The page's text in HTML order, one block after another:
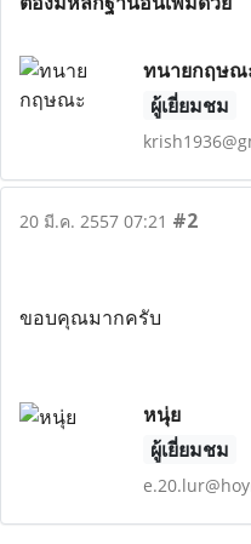
ทนายกฤษณ
ผู้เยี่ยมชม
20 มี.ค. 2557 07:21 #2
ขอบคุณมากครับ
หนุ่ย
ผู้เยี่ยมชม